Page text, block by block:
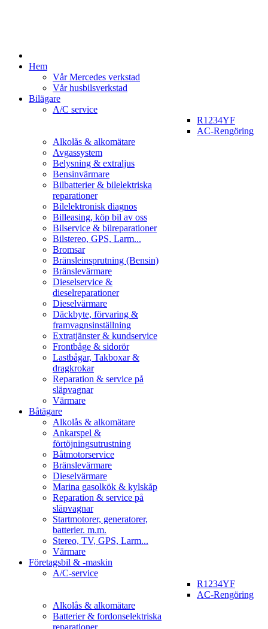
Hem
Vår Mercedes verkstad
Vår husbilsverkstad
Bilägare
A/C service
R1234YF
AC-Rengöring
Alkolås & alkomätare
Avgassystem
Belysning & extraljus
Bensinvärmare
Bilbatterier & bilelektriska
reparationer
Bilelektronisk diagnos
Billeasing, köp bil av oss
Bilservice & bilreparationer
Bilstereo, GPS, Larm...
Bromsar
Bränsleinsprutning (Bensin)
Bränslevärmare
Dieselservice &
dieselreparationer
Dieselvärmare
Däckbyte, förvaring &
framvagnsinställning
Extratjänster & kundservice
Frontbåge & sidorör
Lastbågar, Takboxar &
dragkrokar
Reparation & service på
släpvagnar
Värmare
Båtägare
Alkolås & alkomätare
Ankarspel &
förtöjningsutrustning
Båtmotorservice
Bränslevärmare
Dieselvärmare
Marina gasolkök & kylskåp
Reparation & service på
släpvagnar
Startmotorer, generatorer,
batterier. m.m.
Stereo, TV, GPS, Larm...
Värmare
Företagsbil & -maskin
A/C-service
R1234YF
AC-Rengöring
Alkolås & alkomätare
Batterier & fordonselektriska
reparationer